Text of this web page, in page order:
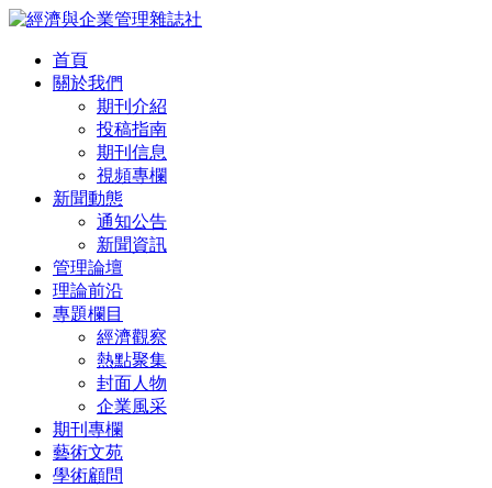
首頁
關於我們
期刊介紹
投稿指南
期刊信息
視頻專欄
新聞動態
通知公告
新聞資訊
管理論壇
理論前沿
專題欄目
經濟觀察
熱點聚集
封面人物
企業風采
期刊專欄
藝術文苑
學術顧問